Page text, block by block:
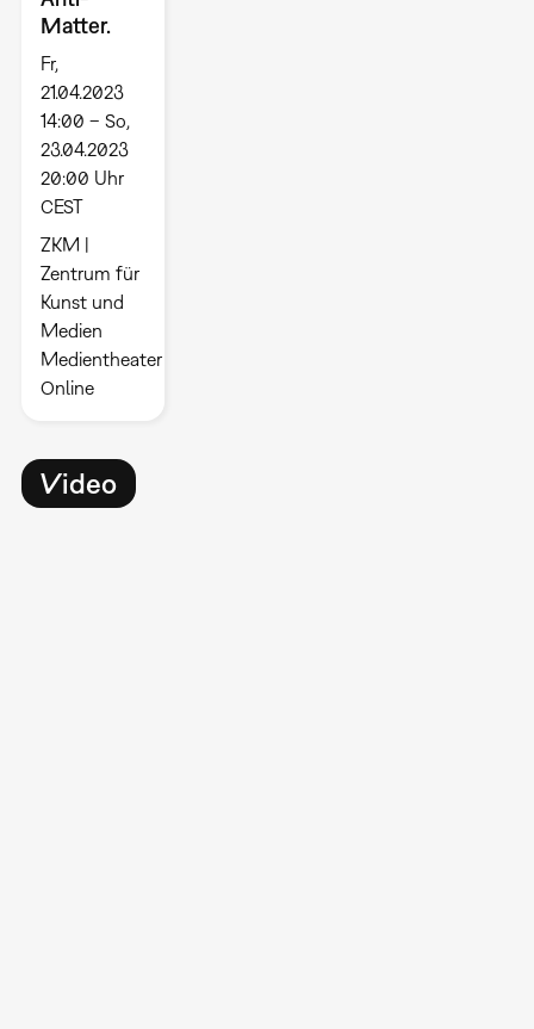
Matter.
Fr,
21.04.2023
14:00 – So,
23.04.2023
20:00 Uhr
CEST
ZKM |
Zentrum für
Kunst und
Medien
Medientheater
Online
Video